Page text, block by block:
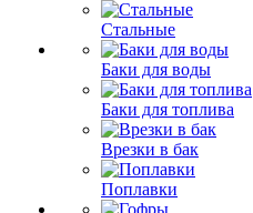
Стальные
Баки для воды
Баки для топлива
Врезки в бак
Поплавки